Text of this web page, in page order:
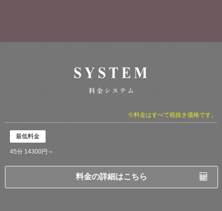
※料金はすべて税抜き価格です。
最低料金
45分 14300円～
料金の詳細はこちら